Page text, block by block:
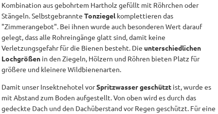
Kombination aus gebohrtem Hartholz gefüllt mit Röhrchen oder
Stängeln. Selbstgebrannte Tonziegelkomplettieren das
"Zimmerangebot". Bei ihnen wurde auch besonderen Wert darauf
gelegt, dass alle Rohreingänge glatt sind, damit keine
Verletzungsgefahr für die Bienen besteht. Die unterschiedlichen
Lochgrößen in den Ziegeln, Hölzern und Röhren bieten Platz für
größere und kleinere Wildbienenarten.
Damit unser Insektnehotel vorSpritzwasser geschützt ist, wurde es
mit Abstand zum Boden aufgestellt. Von oben wird es durch das
gedeckte Dach und den Dachüberstand vor Regen geschützt. Für eine